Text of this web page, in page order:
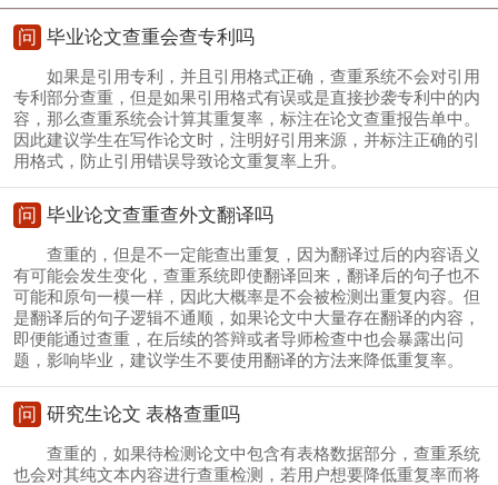
问 毕业论文查重会查专利吗
如果是引用专利，并且引用格式正确，查重系统不会对引用
专利部分查重，但是如果引用格式有误或是直接抄袭专利中的内
容，那么查重系统会计算其重复率，标注在论文查重报告单中。
因此建议学生在写作论文时，注明好引用来源，并标注正确的引
用格式，防止引用错误导致论文重复率上升。
问 毕业论文查重查外文翻译吗
查重的，但是不一定能查出重复，因为翻译过后的内容语义
有可能会发生变化，查重系统即使翻译回来，翻译后的句子也不
可能和原句一模一样，因此大概率是不会被检测出重复内容。但
是翻译后的句子逻辑不通顺，如果论文中大量存在翻译的内容，
即便能通过查重，在后续的答辩或者导师检查中也会暴露出问
题，影响毕业，建议学生不要使用翻译的方法来降低重复率。
问 研究生论文 表格查重吗
查重的，如果待检测论文中包含有表格数据部分，查重系统
也会对其纯文本内容进行查重检测，若用户想要降低重复率而将